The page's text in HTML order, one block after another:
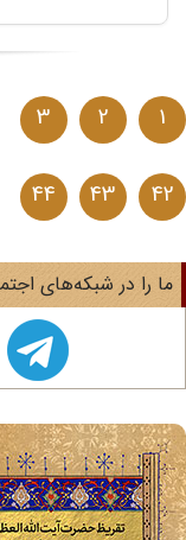
1
2
3
43
44
را در شبکه‌های